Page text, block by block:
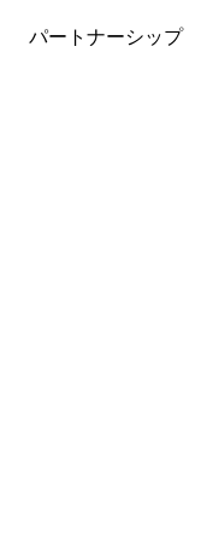
パートナーシップ